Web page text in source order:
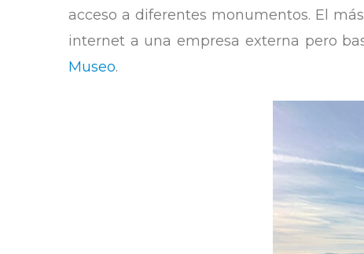
acceso a diferentes monumentos. El
internet a una empresa externa pero
Museo.